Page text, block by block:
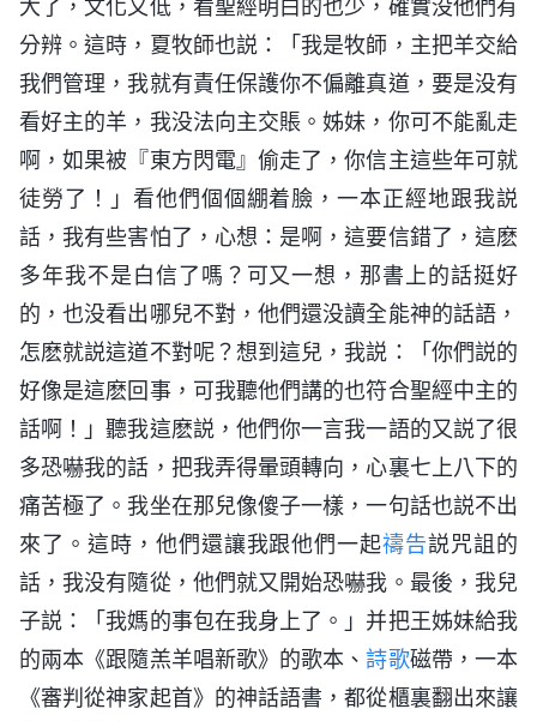
大了，文化又低，看聖經明白的也少，確實没他們有
分辨。這時，夏牧師也説：「我是牧師，主把羊交給
我們管理，我就有責任保護你不偏離真道，要是没有
看好主的羊，我没法向主交賬。姊妹，你可不能亂走
啊，如果被『東方閃電』偷走了，你信主這些年可就
徒勞了！」看他們個個綳着臉，一本正經地跟我説
話，我有些害怕了，心想：是啊，這要信錯了，這麽
多年我不是白信了嗎？可又一想，那書上的話挺好
的，也没看出哪兒不對，他們還没讀全能神的話語，
怎麽就説這道不對呢？想到這兒，我説：「你們説的
好像是這麽回事，可我聽他們講的也符合聖經中主的
話啊！」聽我這麽説，他們你一言我一語的又説了很
多恐嚇我的話，把我弄得暈頭轉向，心裏七上八下的
痛苦極了。我坐在那兒像傻子一樣，一句話也説不出
來了。這時，他們還讓我跟他們一起禱告説咒詛的
話，我没有隨從，他們就又開始恐嚇我。最後，我兒
子説：「我媽的事包在我身上了。」并把王姊妹給我
的兩本《跟隨羔羊唱新歌》的歌本、詩歌磁帶，一本
《審判從神家起首》的神話語書，都從櫃裏翻出來讓